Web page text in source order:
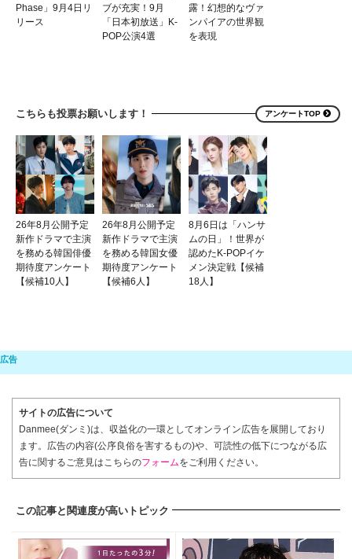
Phase」9月4日リ
リース
ブが充実！9月
「日本初放送」K-
POP公演4選
露！幻想的なヴァ
ンパイアの世界観
を表現
こちらも投票お願いします！ アンケートTOP
26年8月公開予定
新作ドラマで主演
を務める韓国俳優
期待度アンケート
【候補10人】
26年8月公開予定
新作ドラマで主演
を務める韓国女優
期待度アンケート
【候補6人】
8月6日は「ハンサ
ムの日」！世界が
認めたK-POPイケ
メン決定戦【候補
18人】
サイトの広告について
Danmee(ダンミ)は、収益化の一環としてオンライン広告を展開しており
ます。広告の内容(公序良俗を害するもの)や、可読性の低下につながる広
告に関するご意見はこちらのフォームをご利用ください。
この記事と関連度が高いトピック